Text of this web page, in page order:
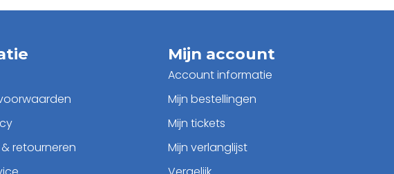
retourneren
Mijn account
Account informatie
Mijn bestellingen
Mijn tickets
Mijn verlanglijst